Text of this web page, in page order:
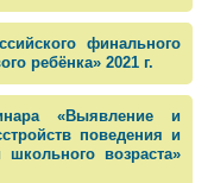
финального
ребёнка» 2021 г.
«Выявление и
поведения и
возраста»